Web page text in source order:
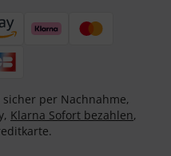
per Nachnahme,
Klarna Sofort bezahlen,